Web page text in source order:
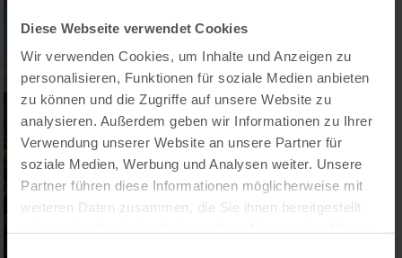
Diese Webseite verwendet Cookies
Wir verwenden Cookies, um Inhalte und Anzeigen zu
personalisieren, Funktionen für soziale Medien anbieten
zu können und die Zugriffe auf unsere Website zu
analysieren. Außerdem geben wir Informationen zu Ihrer
Verwendung unserer Website an unsere Partner für
soziale Medien, Werbung und Analysen weiter. Unsere
Partner führen diese Informationen möglicherweise mit
weiteren Daten zusammen, die Sie ihnen bereitgestellt